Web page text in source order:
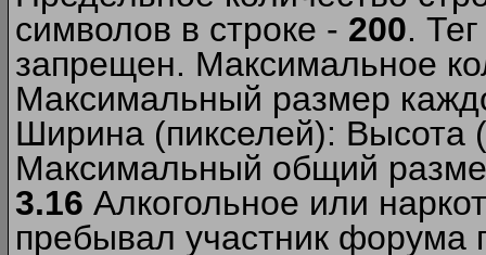
символов в строке - 200.
запрещен. Максимальное
Максимальный размер
Ширина (пикселей): Высота
Максимальный общий
3.16 Алкогольное или
пребывал участник форума